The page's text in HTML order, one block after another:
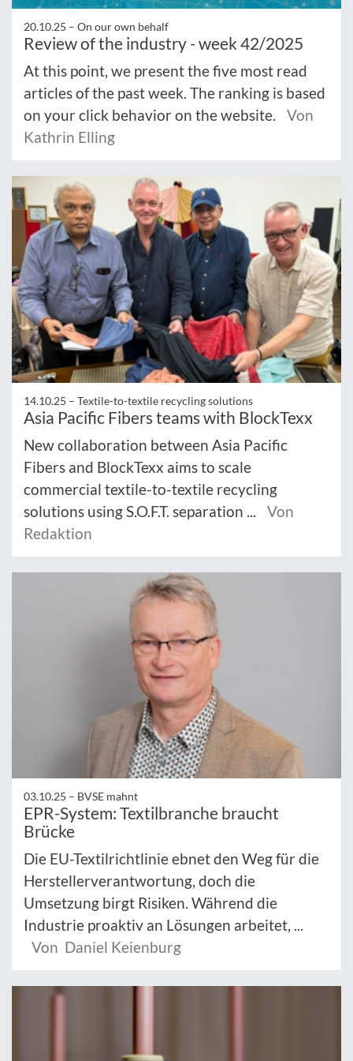
20.10.25 – On our own behalf
Review of the industry - week 42/2025
At this point, we present the five most read
articles of the past week. The ranking is based
on your click behavior on the website.
Von
Kathrin Elling
14.10.25 – Textile-to-textile recycling solutions
Asia Pacific Fibers teams with BlockTexx
New collaboration between Asia Pacific
Fibers and BlockTexx aims to scale
commercial textile-to-textile recycling
solutions using S.O.F.T. separation ...
Von
Redaktion
03.10.25 – BVSE mahnt
EPR-System: Textilbranche braucht
Brücke
Die EU-Textilrichtlinie ebnet den Weg für die
Herstellerverantwortung, doch die
Umsetzung birgt Risiken. Während die
Industrie proaktiv an Lösungen arbeitet, ...
Von Daniel Keienburg